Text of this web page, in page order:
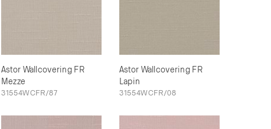
Astor Wallcovering FR
Mezze
31554WCFR/87
Astor Wallcovering FR
Lapin
31554WCFR/08